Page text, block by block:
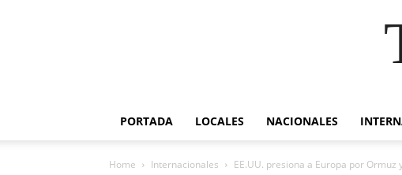
PORTADA LOCALES NACIONALES
Home Internacionales EE.UU. presiona a Europa por